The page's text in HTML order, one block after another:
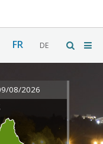
FR DE
08/2026